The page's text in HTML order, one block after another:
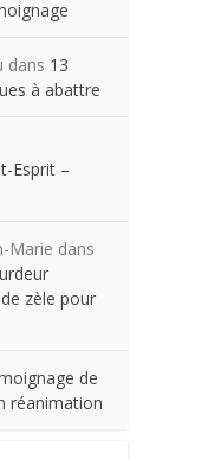
dans 13
à abattre
Esprit –
Marie dans
zèle pour
de
réanimation